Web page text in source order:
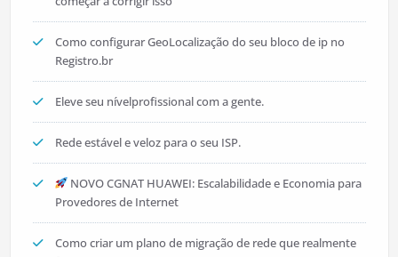
Como configurar GeoLocalização do seu bloco de ip no
Registro.br
Eleve seu nívelprofissional com a gente.
Rede estável e veloz para o seu ISP.
NOVO CGNAT HUAWEI: Escalabilidade e Economia para
Provedores de Internet
Como criar um plano de migração de rede que realmente